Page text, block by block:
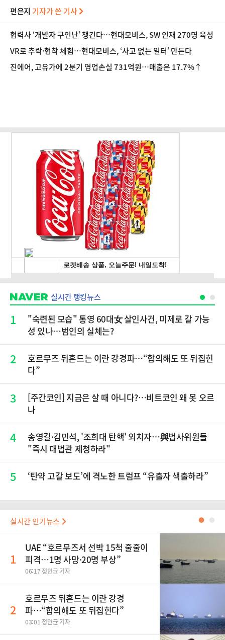
편은지 기자가 쓴 기사
협력사 ‘개발자 구인난’ 챙긴다…현대모비스, SW 인재 270명 육성
VR로 추락·협착 체험…현대모비스, ‘사고 없는 일터’ 만든다
진에어, 고유가에 2분기 영업손실 731억원…매출은 17.7%↑
실시간 랭킹뉴스
1
"숙련된 모습" 통영 60대女 살인사건, 미제로 갈 가능
성 있나…범인의 실체는?
2
호르무즈 뒤흔드는 이란 강경파…“합의해도 또 뒤집힌
다”
3
[주간코인] 지금은 살 때 아니다?…비트코인 왜 못 오르
나
4
송영길·김민석, '조희대 탄핵' 외치자…與법사위원들
"즉시 대법관 제청하라"
5 ‘탄약 고갈 보도’에 격노한 트럼프 “유출자 색출하라”
실시간 인기뉴스 ●
1
UAE “호르무즈서 선박 15척 줄줄이
피격…1명 사망·20명 부상”
06:17 정인균 기자
2
호르무즈 뒤흔드는 이란 강경
파…“합의해도 또 뒤집힌다”
03:01 정인균 기자